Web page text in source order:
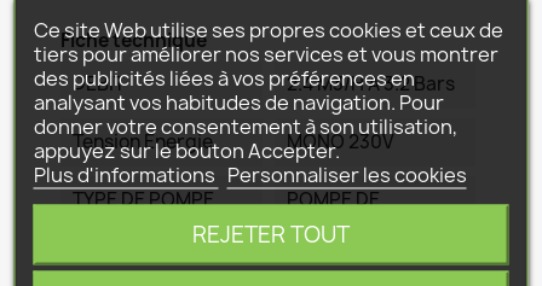
Fiche technique
DEBIT
2.4 M3/h A 3.2 Bars
Tension Energie MONO 230V
TYPE DE POMPE
POMPE DE
SURFACE HOR.
Ce site Web utilise ses propres cookies et ceux de
tiers pour améliorer nos services et vous montrer
des publicités liées à vos préférences en
analysant vos habitudes de navigation. Pour
donner votre consentement à son utilisation,
appuyez sur le bouton Accepter.
Plus d'informations Personnaliser les cookies
REJETER TOUT